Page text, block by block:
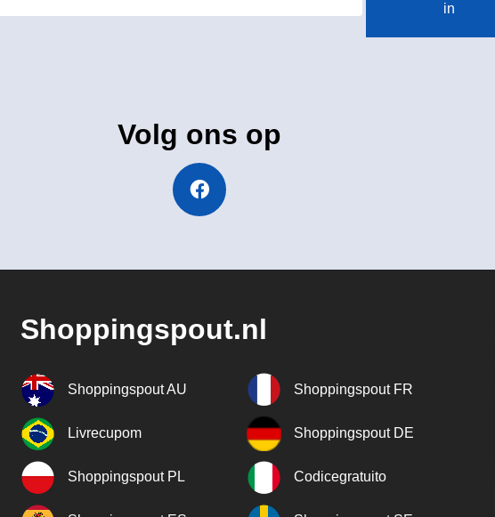
in
Volg ons op
Shoppingspout.nl
Shoppingspout AU Shoppingspout FR
Livrecupom Shoppingspout DE
Shoppingspout PL Codicegratuito